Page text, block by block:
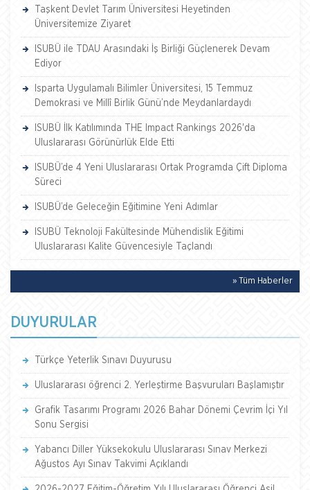
Taşkent Devlet Tarım Üniversitesi Heyetinden
Üniversitemize Ziyaret
ISUBÜ ile TDAU Arasındaki İş Birliği Güçlenerek Devam
Ediyor
Isparta Uygulamalı Bilimler Üniversitesi, 15 Temmuz
Demokrasi ve Millî Birlik Günü’nde Meydanlardaydı
ISUBÜ İlk Katılımında THE Impact Rankings 2026'da
Uluslararası Görünürlük Elde Etti
ISUBÜ’de 4 Yeni Uluslararası Ortak Programda Çift Diploma
Süreci
ISUBÜ’de Geleceğin Eğitimine Yeni Adımlar
ISUBÜ Teknoloji Fakültesinde Mühendislik Eğitimi
Uluslararası Kalite Güvencesiyle Taçlandı
» Tüm Haberler
DUYURULAR
Türkçe Yeterlik Sınavı Duyurusu
Uluslararası öğrenci 2. Yerleştirme Başvuruları Başlamıştır
Grafik Tasarımı Programı 2026 Bahar Dönemi Çevrim İçi Yıl
Sonu Sergisi
Yabancı Diller Yüksekokulu Uluslararası Sınav Merkezi
Ağustos Ayı Sınav Takvimi Açıklandı